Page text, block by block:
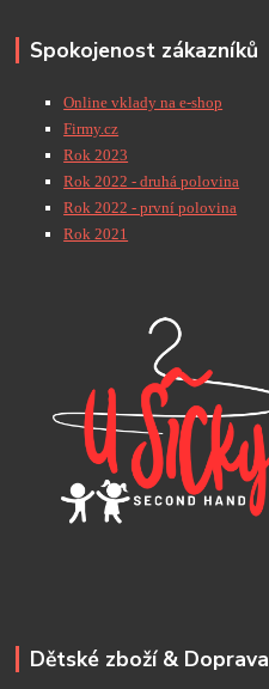
Spokojenost zákazníků
Online vklady na e-shop
Firmy.cz
Rok 2023
Rok 2022 - druhá polovina
Rok 2022 - první polovina
Rok 2021
Dětské zboží & Doprava